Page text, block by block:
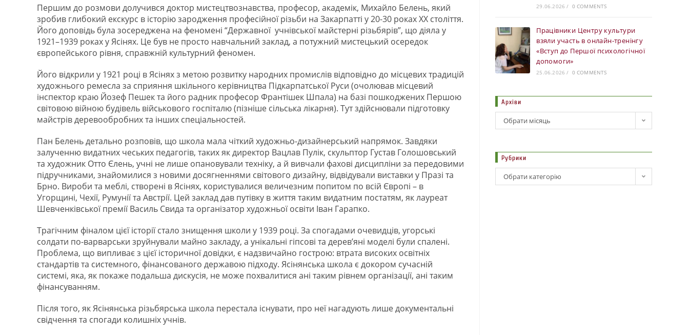
Першим до розмови долучився доктор мистецтвознавства, професор, академік, Михайло Белень, який
зробив глибокий екскурс в історію зародження професійної різьби на Закарпатті у 20-30 роках ХХ століття.
Його доповідь була зосереджена на феномені “Державної учнівської майстерні різьбярів”, що діяла у
1921–1939 роках у Ясінях. Це був не просто навчальний заклад, а потужний мистецький осередок
європейського рівня, справжній культурний феномен.
Його відкрили у 1921 році в Ясінях з метою розвитку народних промислів відповідно до місцевих традицій
художнього ремесла за сприяння шкільного керівництва Підкарпатської Руси (очолював місцевий
інспектор краю Йозеф Пешек та його радник професор Франтішек Шпала) на базі пошкоджених Першою
світовою війною будівель військового госпіталю (пізніше сільська лікарня). Тут здійснювали підготовку
майстрів деревообробних та інших спеціальностей.
Пан Белень детально розповів, що школа мала чіткий художньо-дизайнерський напрямок. Завдяки
залученню видатних чеських педагогів, таких як директор Вацлав Пулік, скульптор Густав Голошовський
та художник Отто Єлень, учні не лише опановували техніку, а й вивчали фахові дисципліни за передовими
підручниками, знайомилися з новими досягненнями світового дизайну, відвідували виставки у Празі та
Брно. Вироби та меблі, створені в Ясінях, користувалися величезним попитом по всій Європі – в
Угорщині, Чехії, Румунії та Австрії. Цей заклад дав путівку в життя таким видатним постатям, як лауреат
Шевченківської премії Василь Свида та організатор художньої освіти Іван Гарапко.
Трагічним фіналом цієї історії стало знищення школи у 1939 році. За спогадами очевидців, угорські
солдати по-варварськи зруйнували майно закладу, а унікальні гіпсові та дерев’яні моделі були спалені.
Проблема, що випливає з цієї історичної довідки, є надзвичайно гострою: втрата високих освітніх
стандартів та системного, фінансованого державою підходу. Ясінянська школа є докором сучасній
системі, яка, як покаже подальша дискусія, не може похвалитися ані таким рівнем організації, ані таким
фінансуванням.
Після того, як Ясінянська різьбярська школа перестала існувати, про неї нагадують лише документальні
свідчення та спогади колишніх учнів.
29.06.2026 / 0 COMMENTS
Працівники Центру культури
взяли участь в онлайн-тренінгу
«Вступ до Першої психологічної
допомоги»
25.06.2026 / 0 COMMENTS
Архіви
Обрати місяць
Рубрики
Обрати категорію